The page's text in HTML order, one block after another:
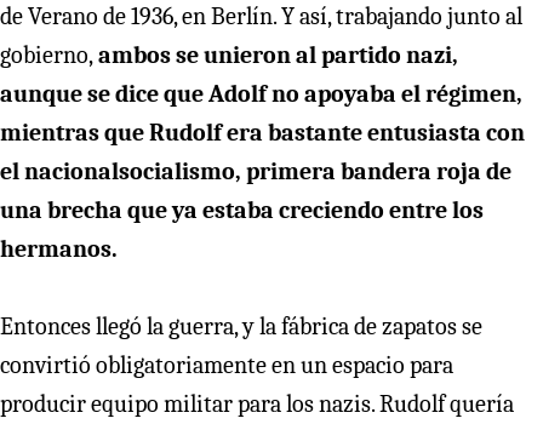
de Verano de 1936, en Berlín. Y así, trabajando junto al
gobierno,ambos se unieron al partido nazi,
aunque se dice que Adolf no apoyaba el régimen,
mientras que Rudolf era bastante entusiasta con
el nacionalsocialismo, primera bandera roja de
una brecha que ya estaba creciendo entre los
hermanos.
Entonces llegó la guerra, y la fábrica de zapatos se
convirtió obligatoriamente en un espacio para
producir equipo militar para los nazis. Rudolf quería